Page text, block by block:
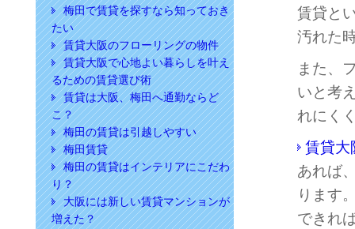
梅田で賃貸を探すなら知っておき
たい
賃貸大阪のフローリングの物件
賃貸大阪で心地よい暮らしを叶え
るための賃貸選び術
賃貸は大阪、梅田へ通勤ならど
こ？
梅田の賃貸は引越しやすい
梅田賃貸
梅田の賃貸はインテリアにこだわ
り？
大阪には新しい賃貸マンションが
増えた？
賃貸と
汚れた
また、
いと考
れにく
賃貸大
あれば
ります
できれ